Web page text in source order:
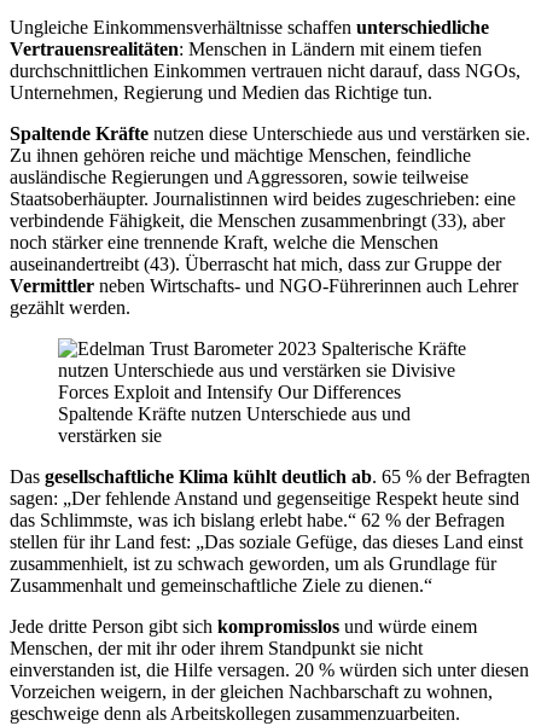
Ungleiche Einkommensverhältnisse schaffen unterschiedliche
Vertrauensrealitäten: Menschen in Ländern mit einem tiefen
durchschnittlichen Einkommen vertrauen nicht darauf, dass NGOs,
Unternehmen, Regierung und Medien das Richtige tun.
Spaltende Kräfte nutzen diese Unterschiede aus und verstärken sie.
Zu ihnen gehören reiche und mächtige Menschen, feindliche
ausländische Regierungen und Aggressoren, sowie teilweise
Staatsoberhäupter. Journalistinnen wird beides zugeschrieben: eine
verbindende Fähigkeit, die Menschen zusammenbringt (33), aber
noch stärker eine trennende Kraft, welche die Menschen
auseinandertreibt (43). Überrascht hat mich, dass zur Gruppe der
Vermittler neben Wirtschafts- und NGO-Führerinnen auch Lehrer
gezählt werden.
Spaltende Kräfte nutzen Unterschiede aus und
verstärken sie
Das gesellschaftliche Klima kühlt deutlich ab. 65 % der Befragten
sagen: „Der fehlende Anstand und gegenseitige Respekt heute sind
das Schlimmste, was ich bislang erlebt habe.“ 62 % der Befragen
stellen für ihr Land fest: „Das soziale Gefüge, das dieses Land einst
zusammenhielt, ist zu schwach geworden, um als Grundlage für
Zusammenhalt und gemeinschaftliche Ziele zu dienen.“
Jede dritte Person gibt sich kompromisslos und würde einem
Menschen, der mit ihr oder ihrem Standpunkt sie nicht
einverstanden ist, die Hilfe versagen. 20 % würden sich unter diesen
Vorzeichen weigern, in der gleichen Nachbarschaft zu wohnen,
geschweige denn als Arbeitskollegen zusammenzuarbeiten.